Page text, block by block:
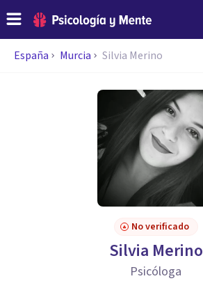
España Murcia Silvia Merino
No verificado
Silvia Merino
Psicóloga